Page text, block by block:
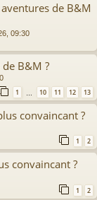
de B&M
09:30
B&M ?
1 10 11 12 13
convaincant ?
1 2
convaincant ?
1 2